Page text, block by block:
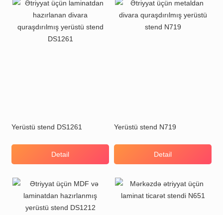
Yerüstü stend DS1261
Detail
Yerüstü stend N719
Detail